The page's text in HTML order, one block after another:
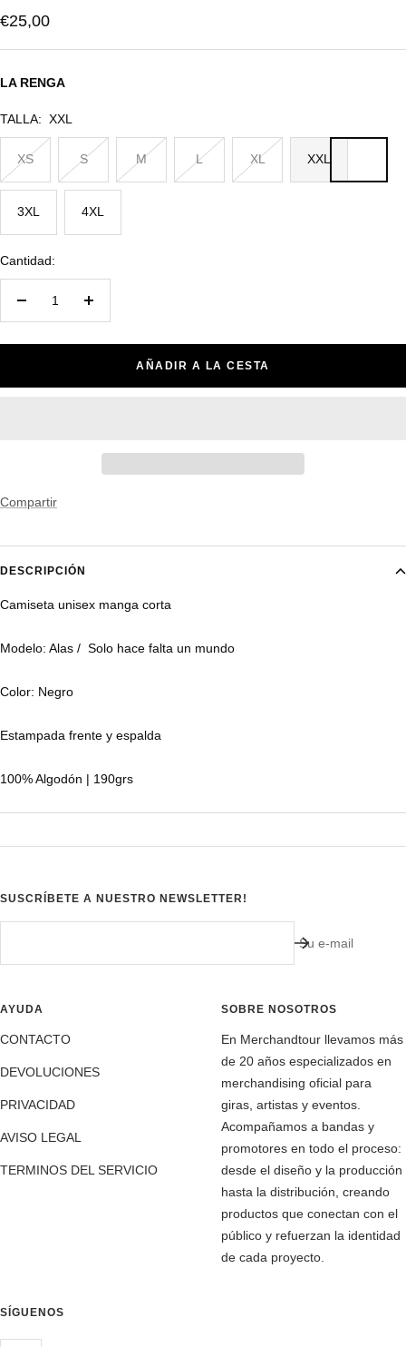
Precio
de
venta
€25,00
LA RENGA
TALLA: XXL
XS S M L XL XXL
3XL 4XL
Cantidad:
AÑADIR A LA CESTA
Compartir
DESCRIPCIÓN
Camiseta unisex manga corta
Modelo: Alas / Solo hace falta un mundo
Color: Negro
Estampada frente y espalda
100% Algodón | 190grs
SUSCRÍBETE A NUESTRO NEWSLETTER!
Su e-mail
AYUDA
CONTACTO
DEVOLUCIONES
PRIVACIDAD
AVISO LEGAL
TERMINOS DEL SERVICIO
SOBRE NOSOTROS
En Merchandtour llevamos más
de 20 años especializados en
merchandising oficial para
giras, artistas y eventos.
Acompañamos a bandas y
promotores en todo el proceso:
desde el diseño y la producción
hasta la distribución, creando
productos que conectan con el
público y refuerzan la identidad
de cada proyecto.
SÍGUENOS